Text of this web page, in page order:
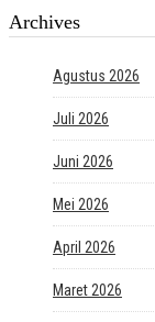
Archives
Agustus 2026
Juli 2026
Juni 2026
Mei 2026
April 2026
Maret 2026